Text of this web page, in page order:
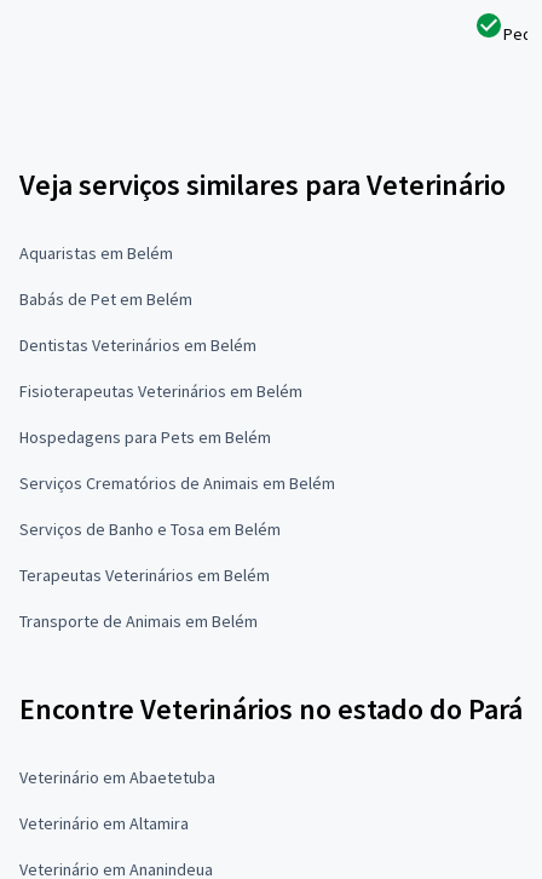
Veja serviços similares para Veterinário
Aquaristas em Belém
Babás de Pet em Belém
Dentistas Veterinários em Belém
Fisioterapeutas Veterinários em Belém
Hospedagens para Pets em Belém
Serviços Crematórios de Animais em Belém
Serviços de Banho e Tosa em Belém
Terapeutas Veterinários em Belém
Transporte de Animais em Belém
Encontre Veterinários no estado do Pará
Veterinário em Abaetetuba
Veterinário em Altamira
Veterinário em Ananindeua